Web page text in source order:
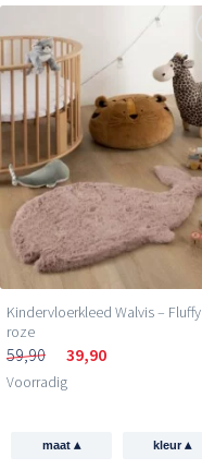
Kindervloerkleed Walvis – Fluffy
roze
59,90 39,90
Voorradig
maat ▴ kleur▴